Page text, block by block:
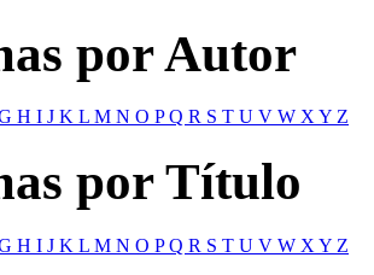
por Autor
H I J K L M N O PQ R S T U V W XY Z
por Título
H I J K L M N O PQ R S T U V W X Y Z